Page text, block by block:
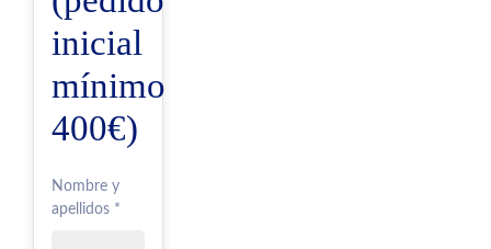
inicial
mínimo
400€)
Nombre y
apellidos *